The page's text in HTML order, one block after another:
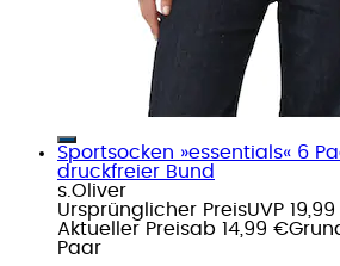
Sportsocken »essentials« 6
druckfreier Bund
s.Oliver
Ursprünglicher PreisUVP
Aktueller Preisab 14,99 €
Paar